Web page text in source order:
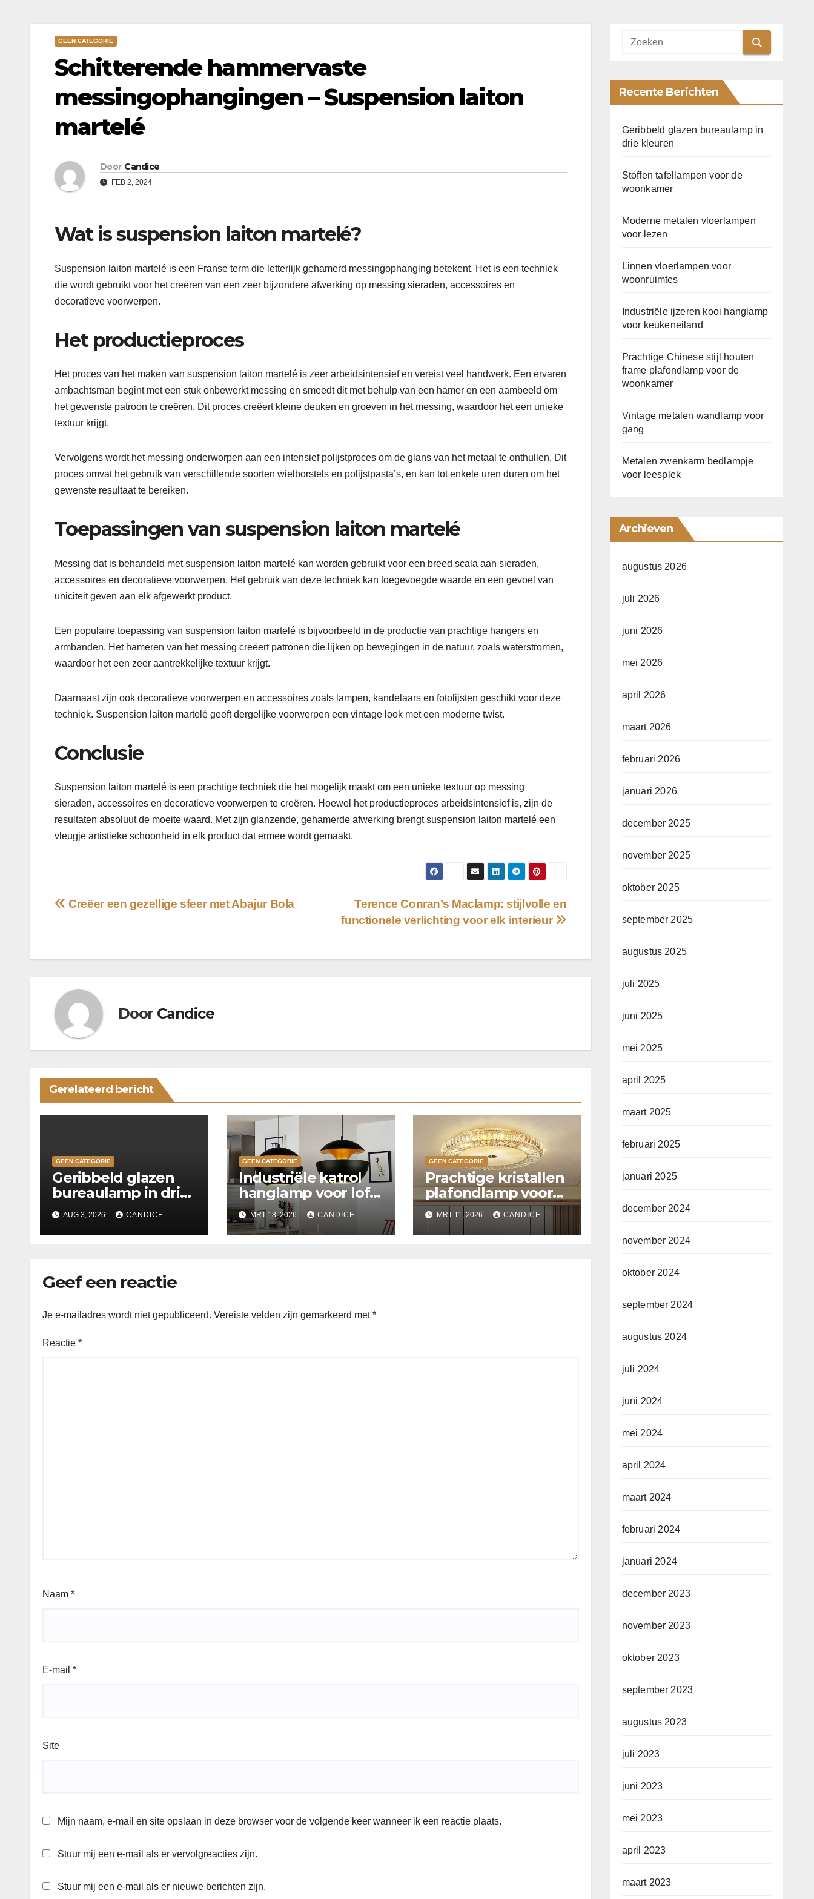
GEEN CATEGORIE
Schitterende hammervaste
messingophangingen – Suspension laiton
martelé
Door Candice
FEB 2, 2024
Wat is suspension laiton martelé?
Suspension laiton martelé is een Franse term die letterlijk gehamerd messingophanging betekent. Het is een techniek
die wordt gebruikt voor het creëren van een zeer bijzondere afwerking op messing sieraden, accessoires en
decoratieve voorwerpen.
Het productieproces
Het proces van het maken van suspension laiton martelé is zeer arbeidsintensief en vereist veel handwerk. Een ervaren
ambachtsman begint met een stuk onbewerkt messing en smeedt dit met behulp van een hamer en een aambeeld om
het gewenste patroon te creëren. Dit proces creëert kleine deuken en groeven in het messing, waardoor het een unieke
textuur krijgt.
Vervolgens wordt het messing onderworpen aan een intensief polijstproces om de glans van het metaal te onthullen. Dit
proces omvat het gebruik van verschillende soorten wielborstels en polijstpasta’s, en kan tot enkele uren duren om het
gewenste resultaat te bereiken.
Toepassingen van suspension laiton martelé
Messing dat is behandeld met suspension laiton martelé kan worden gebruikt voor een breed scala aan sieraden,
accessoires en decoratieve voorwerpen. Het gebruik van deze techniek kan toegevoegde waarde en een gevoel van
uniciteit geven aan elk afgewerkt product.
Een populaire toepassing van suspension laiton martelé is bijvoorbeeld in de productie van prachtige hangers en
armbanden. Het hameren van het messing creëert patronen die lijken op bewegingen in de natuur, zoals waterstromen,
waardoor het een zeer aantrekkelijke textuur krijgt.
Daarnaast zijn ook decoratieve voorwerpen en accessoires zoals lampen, kandelaars en fotolijsten geschikt voor deze
techniek. Suspension laiton martelé geeft dergelijke voorwerpen een vintage look met een moderne twist.
Conclusie
Suspension laiton martelé is een prachtige techniek die het mogelijk maakt om een unieke textuur op messing
sieraden, accessoires en decoratieve voorwerpen te creëren. Hoewel het productieproces arbeidsintensief is, zijn de
resultaten absoluut de moeite waard. Met zijn glanzende, gehamerde afwerking brengt suspension laiton martelé een
vleugje artistieke schoonheid in elk product dat ermee wordt gemaakt.
Bericht
Terence Conran’s Maclamp: stijlvolle en
functionele verlichting voor elk interieur
Creëer een gezellige sfeer met Abajur Bola
Door Candice
Gerelateerd bericht
GEEN CATEGORIE
Geribbeld glazen
bureaulamp in drie
kleuren
AUG 3, 2026 CANDICE
GEEN CATEGORIE
Industriële katrol
hanglamp voor loft
keuken
MRT 18, 2026 CANDICE
GEEN CATEGORIE
Prachtige kristallen
plafondlamp voor
slaapkamer
MRT 11, 2026 CANDICE
Geef een reactie
Je e-mailadres wordt niet gepubliceerd. Vereiste velden zijn gemarkeerd met*
Reactie *
Naam *
E-mail *
Site
Mijn naam, e-mail en site opslaan in deze browser voor de volgende keer wanneer ik een reactie plaats.
Stuur mij een e-mail als er vervolgreacties zijn.
Stuur mij een e-mail als er nieuwe berichten zijn.
Recente Berichten
Geribbeld glazen bureaulamp in
drie kleuren
Stoffen tafellampen voor de
woonkamer
Moderne metalen vloerlampen
voor lezen
Linnen vloerlampen voor
woonruimtes
Industriële ijzeren kooi hanglamp
voor keukeneiland
Prachtige Chinese stijl houten
frame plafondlamp voor de
woonkamer
Vintage metalen wandlamp voor
gang
Metalen zwenkarm bedlampje
voor leesplek
Archieven
augustus 2026
juli 2026
juni 2026
mei 2026
april 2026
maart 2026
februari 2026
januari 2026
december 2025
november 2025
oktober 2025
september 2025
augustus 2025
juli 2025
juni 2025
mei 2025
april 2025
maart 2025
februari 2025
januari 2025
december 2024
november 2024
oktober 2024
september 2024
augustus 2024
juli 2024
juni 2024
mei 2024
april 2024
maart 2024
februari 2024
januari 2024
december 2023
november 2023
oktober 2023
september 2023
augustus 2023
juli 2023
juni 2023
mei 2023
april 2023
maart 2023